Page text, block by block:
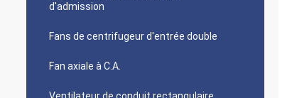
d'admission
Fans de centrifugeur d'entrée double
Fan axiale à C.A.